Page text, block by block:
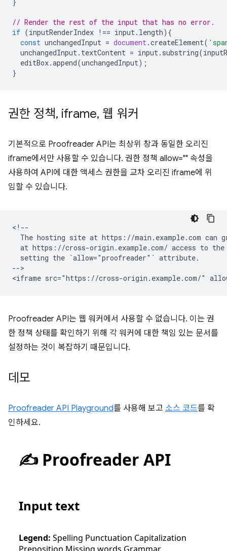
// Render the rest of the input that has no error.
if (inputRenderIndex !== input. length){
const unchangedInput = document.createElement(
unchangedInput. textContent = input. substring(
editBox.append(unchangedInput);
}
권한 정책, iframe, 웹 워커
기본적으로 Proofreader API는 최상위 창과 동일한 오리진
iframe에서만 사용할 수 있습니다. 권한 정책 allow="" 속성을
사용하여 API에 대한 액세스 권한을 교차 오리진 iframe에 위
임할 수 있습니다.
<!--
The hosting site at https://main.example.com can
at https://cross-origin.example.com/ access to
  setting the `allow="proofreader"` attribute.
-->
Proofreader API는 웹 워커에서 사용할 수 없습니다. 이는 권
한 정책 상태를 확인하기 위해 각 워커에 대한 책임 있는 문서를
설정하는 것이 복잡하기 때문입니다.
데모
Proofreader API Playground를 사용해 보고 소스 코드를 확
인하세요.